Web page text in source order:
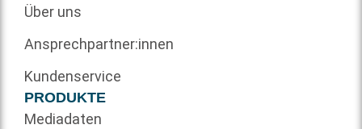
Über uns
Ansprechpartner:innen
Kundenservice
PRODUKTE
Mediadaten